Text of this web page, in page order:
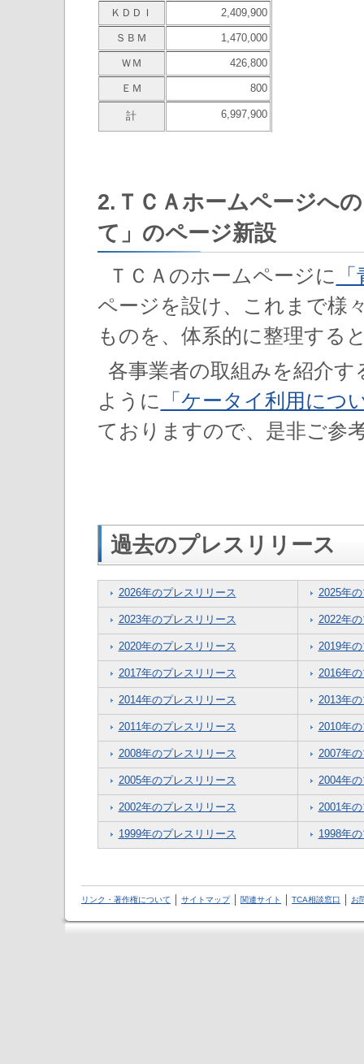
ＫＤＤＩ 2,409,900
ＳＢＭ 1,470,000
ＷＭ 426,800
ＥＭ 800
計 6,997,900
2.ＴＣＡホームページへ
て」のページ新設
ＴＣＡのホームページに
ページを設け、これまで様
ものを、体系的に整理する
各事業者の取組みを紹介
ように
「ケータイ利用につ
ておりますので、是非ご参
過去のプレスリリース
2026年のプレスリリース 2025年
2023年のプレスリリース 2022年
2020年のプレスリリース 2019年
2017年のプレスリリース 2016年
2014年のプレスリリース 2013年
2011年のプレスリリース 2010年
2008年のプレスリリース 2007年
2005年のプレスリリース 2004年
2002年のプレスリリース 2001年
1999年のプレスリリース 1998年
リンク・著作権について サイトマップ 関連サイト TCA相談窓口 お